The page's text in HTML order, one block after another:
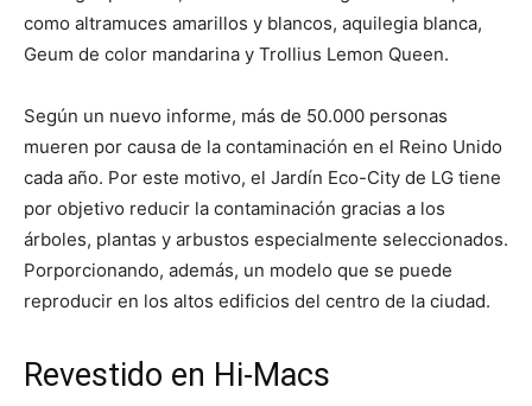
como altramuces amarillos y blancos, aquilegia blanca,
Geum de color mandarina y Trollius Lemon Queen.
Según un nuevo informe, más de 50.000 personas
mueren por causa de la contaminación en el Reino Unido
cada año. Por este motivo, el Jardín Eco-City de LG tiene
por objetivo reducir la contaminación gracias a los
árboles, plantas y arbustos especialmente seleccionados.
Porporcionando, además, un modelo que se puede
reproducir en los altos edificios del centro de la ciudad.
Revestido en Hi-Macs